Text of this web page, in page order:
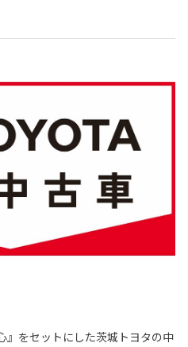
様車
』をセットにした茨城トヨタの中